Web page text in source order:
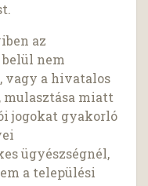
az
nem
vagy a hivatalos
mulasztása miatt
jogokat gyakorló
ügyészségnél,
a települési